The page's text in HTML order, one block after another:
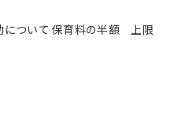
について 保育料の半額 上限